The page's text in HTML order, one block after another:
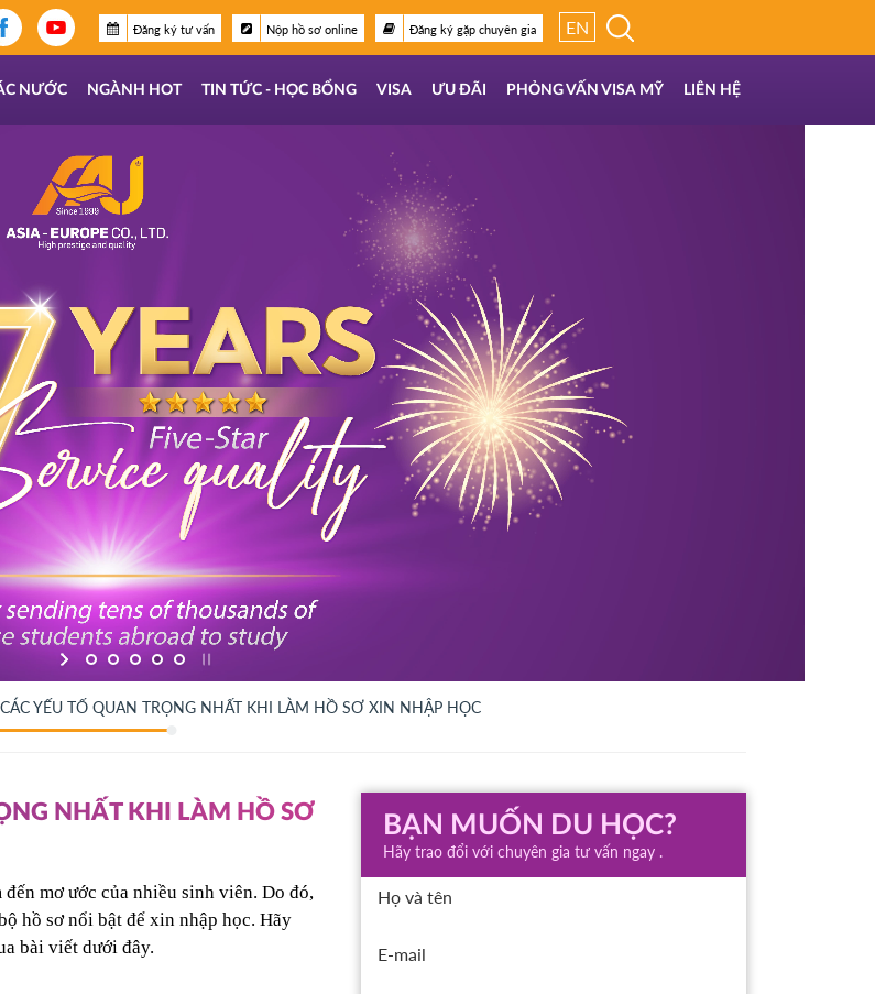
Đăng ký tư vấn Nộp hồ sơ online Đăng ký gặp chuyên gia EN
NƯỚC NGÀNH HOT TIN TỨC - HỌC BỔNG VISA ƯU ĐÃI PHỎNG VẤN VISA MỸ LIÊN HỆ
YẾU TỐ QUAN TRỌNG NHẤT KHI LÀM HỒ SƠ XIN NHẬP HỌC
NHẤT KHI LÀM HỒ SƠ
mơ ước của nhiều sinh viên. Do đó,
hồ sơ nổi bật để xin nhập học. Hãy
bài viết dưới đây.
BẠN MUỐN DU HỌC?
Hãy trao đổi với chuyên gia tư vấn ngay .
Họ và tên
E-mail